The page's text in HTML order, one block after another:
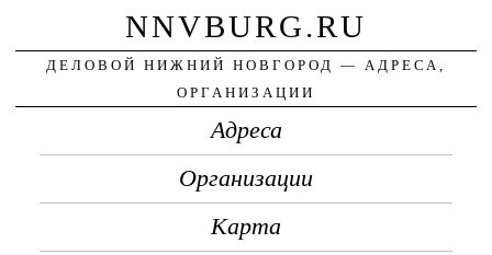
NNVBURG.RU
ДЕЛОВОЙ НИЖНИЙ НОВГОРОД — АДРЕСА,
ОРГАНИЗАЦИИ
Адреса
Организации
Карта